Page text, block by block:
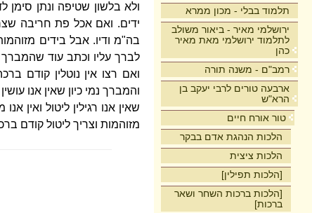
תלמוד בבלי - מכון ממרא
ירושלמי מאיר - ביאור משולב
לתלמוד ירושלמי מאת מאיר
כהן
רמב"ם - משנה תורה
ארבעה טורים לרבי יעקב בן
הרא"ש
טור אורח חיים
הלכות הנהגת אדם בבקר
הלכות ציצית
[הלכות תפילין]
[הלכות ברכות השחר ושאר
ברכות]
ולא בלשון שטיפה ונתן
ידים. ואם אכל פת חריבה
בה"מ ודיו. אבל בידים
לברך עליו וכתב עוד
ואם רצו אין נוטלין קודם
והמברך נמי כיון שאין אנו
שאין אנו רגילין ליטול ואין
מזוהמות וצריך ליטול קודם